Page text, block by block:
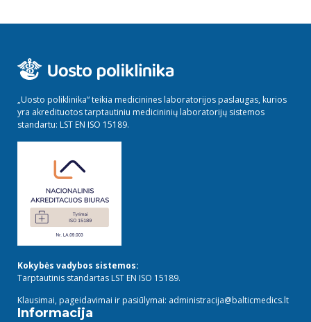
„Uosto poliklinika“ teikia medicinines laboratorijos paslaugas, kurios
yra akredituotos tarptautiniu medicininių laboratorijų sistemos
standartu: LST EN ISO 15189.
Kokybės vadybos sistemos:
Tarptautinis standartas LST EN ISO 15189.
Klausimai, pageidavimai ir pasiūlymai: administracija@balticmedics.lt
Informacija